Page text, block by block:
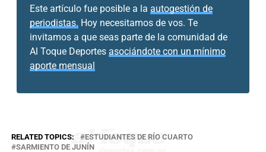
Este artículo fue posible a la autogestión de
periodistas. Hoy necesitamos de vos. Te
invitamos a que seas parte de la comunidad de
Al Toque Deportes asociándote con un mínimo
aporte mensual
RELATED TOPICS:
ESTUDIANTES DE RÍO CUARTO
SARMIENTO DE JUNÍN